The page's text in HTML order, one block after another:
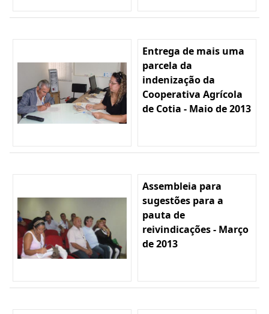
Entrega de mais uma
parcela da
indenização da
Cooperativa Agrícola
de Cotia - Maio de 2013
Assembleia para
sugestões para a
pauta de
reivindicações - Março
de 2013